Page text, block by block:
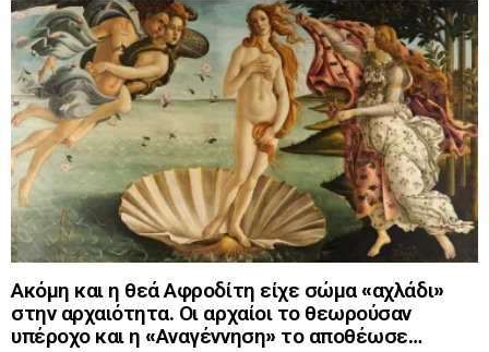
Ακόμη και η θεά Αφροδίτη είχε σώμα «αχλάδι»
στην αρχαιότητα. Οι αρχαίοι το θεωρούσαν
υπέροχο και η «Αναγέννηση» το αποθέωσε…